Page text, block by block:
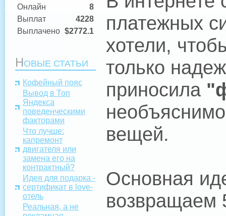
Онлайн
8
Выплат
4228
Выплачено $2772.1
НОВЫЕ СТАТЬИ
Кофейный пояс
Вывод в Топ
Яндекса
поведенческими
факторами
Что лучше:
капремонт
двигателя или
замена его на
контрактный?
Идея для подарка -
сертификат в love-
отель
Реальная, а не
платежных
хотели,
только
приносила
вещей.
Основная
возвращаем